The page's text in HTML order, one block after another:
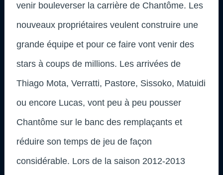
venir bouleverser la carrière de Chantôme. Les
nouveaux propriétaires veulent construire une
grande équipe et pour ce faire vont venir des
stars à coups de millions. Les arrivées de
Thiago Mota, Verratti, Pastore, Sissoko, Matuidi
ou encore Lucas, vont peu à peu pousser
Chantôme sur le banc des remplaçants et
réduire son temps de jeu de façon
considérable. Lors de la saison 2012-2013